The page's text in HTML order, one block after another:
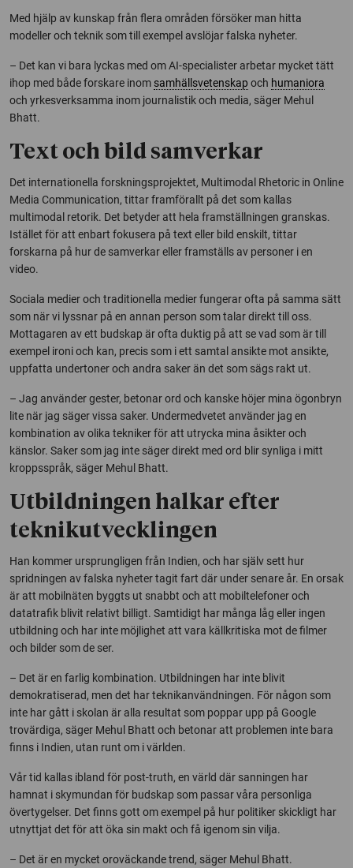
Med hjälp av kunskap från flera områden försöker man hitta
modeller och teknik som till exempel avslöjar falska nyheter.
– Det kan vi bara lyckas med om AI-specialister arbetar mycket tätt
ihop med både forskare inom samhällsvetenskap och humaniora
och yrkesverksamma inom journalistik och media, säger Mehul
Bhatt.
Text och bild samverkar
Det internationella forskningsprojektet, Multimodal Rhetoric in Online
Media Communication, tittar framförallt på det som kallas
multimodal retorik. Det betyder att hela framställningen granskas.
Istället för att enbart fokusera på text eller bild enskilt, tittar
forskarna på hur de samverkar eller framställs av personer i en
video.
Sociala medier och traditionella medier fungerar ofta på samma sätt
som när vi lyssnar på en annan person som talar direkt till oss.
Mottagaren av ett budskap är ofta duktig på att se vad som är till
exempel ironi och kan, precis som i ett samtal ansikte mot ansikte,
uppfatta undertoner och andra saker än det som sägs rakt ut.
– Jag använder gester, betonar ord och kanske höjer mina ögonbryn
lite när jag säger vissa saker. Undermedvetet använder jag en
kombination av olika tekniker för att utrycka mina åsikter och
känslor. Saker som jag inte säger direkt med ord blir synliga i mitt
kroppsspråk, säger Mehul Bhatt.
Utbildningen halkar efter
teknikutvecklingen
Han kommer ursprungligen från Indien, och har själv sett hur
spridningen av falska nyheter tagit fart där under senare år. En orsak
är att mobilnäten byggts ut snabbt och att mobiltelefoner och
datatrafik blivit relativt billigt. Samtidigt har många låg eller ingen
utbildning och har inte möjlighet att vara källkritiska mot de filmer
och bilder som de ser.
– Det är en farlig kombination. Utbildningen har inte blivit
demokratiserad, men det har teknikanvändningen. För någon som
inte har gått i skolan är alla resultat som poppar upp på Google
trovärdiga, säger Mehul Bhatt och betonar att problemen inte bara
finns i Indien, utan runt om i världen.
Vår tid kallas ibland för post-truth, en värld där sanningen har
hamnat i skymundan för budskap som passar våra personliga
övertygelser. Det finns gott om exempel på hur politiker skickligt har
utnyttjat det för att öka sin makt och få igenom sin vilja.
– Det är en mycket oroväckande trend, säger Mehul Bhatt.